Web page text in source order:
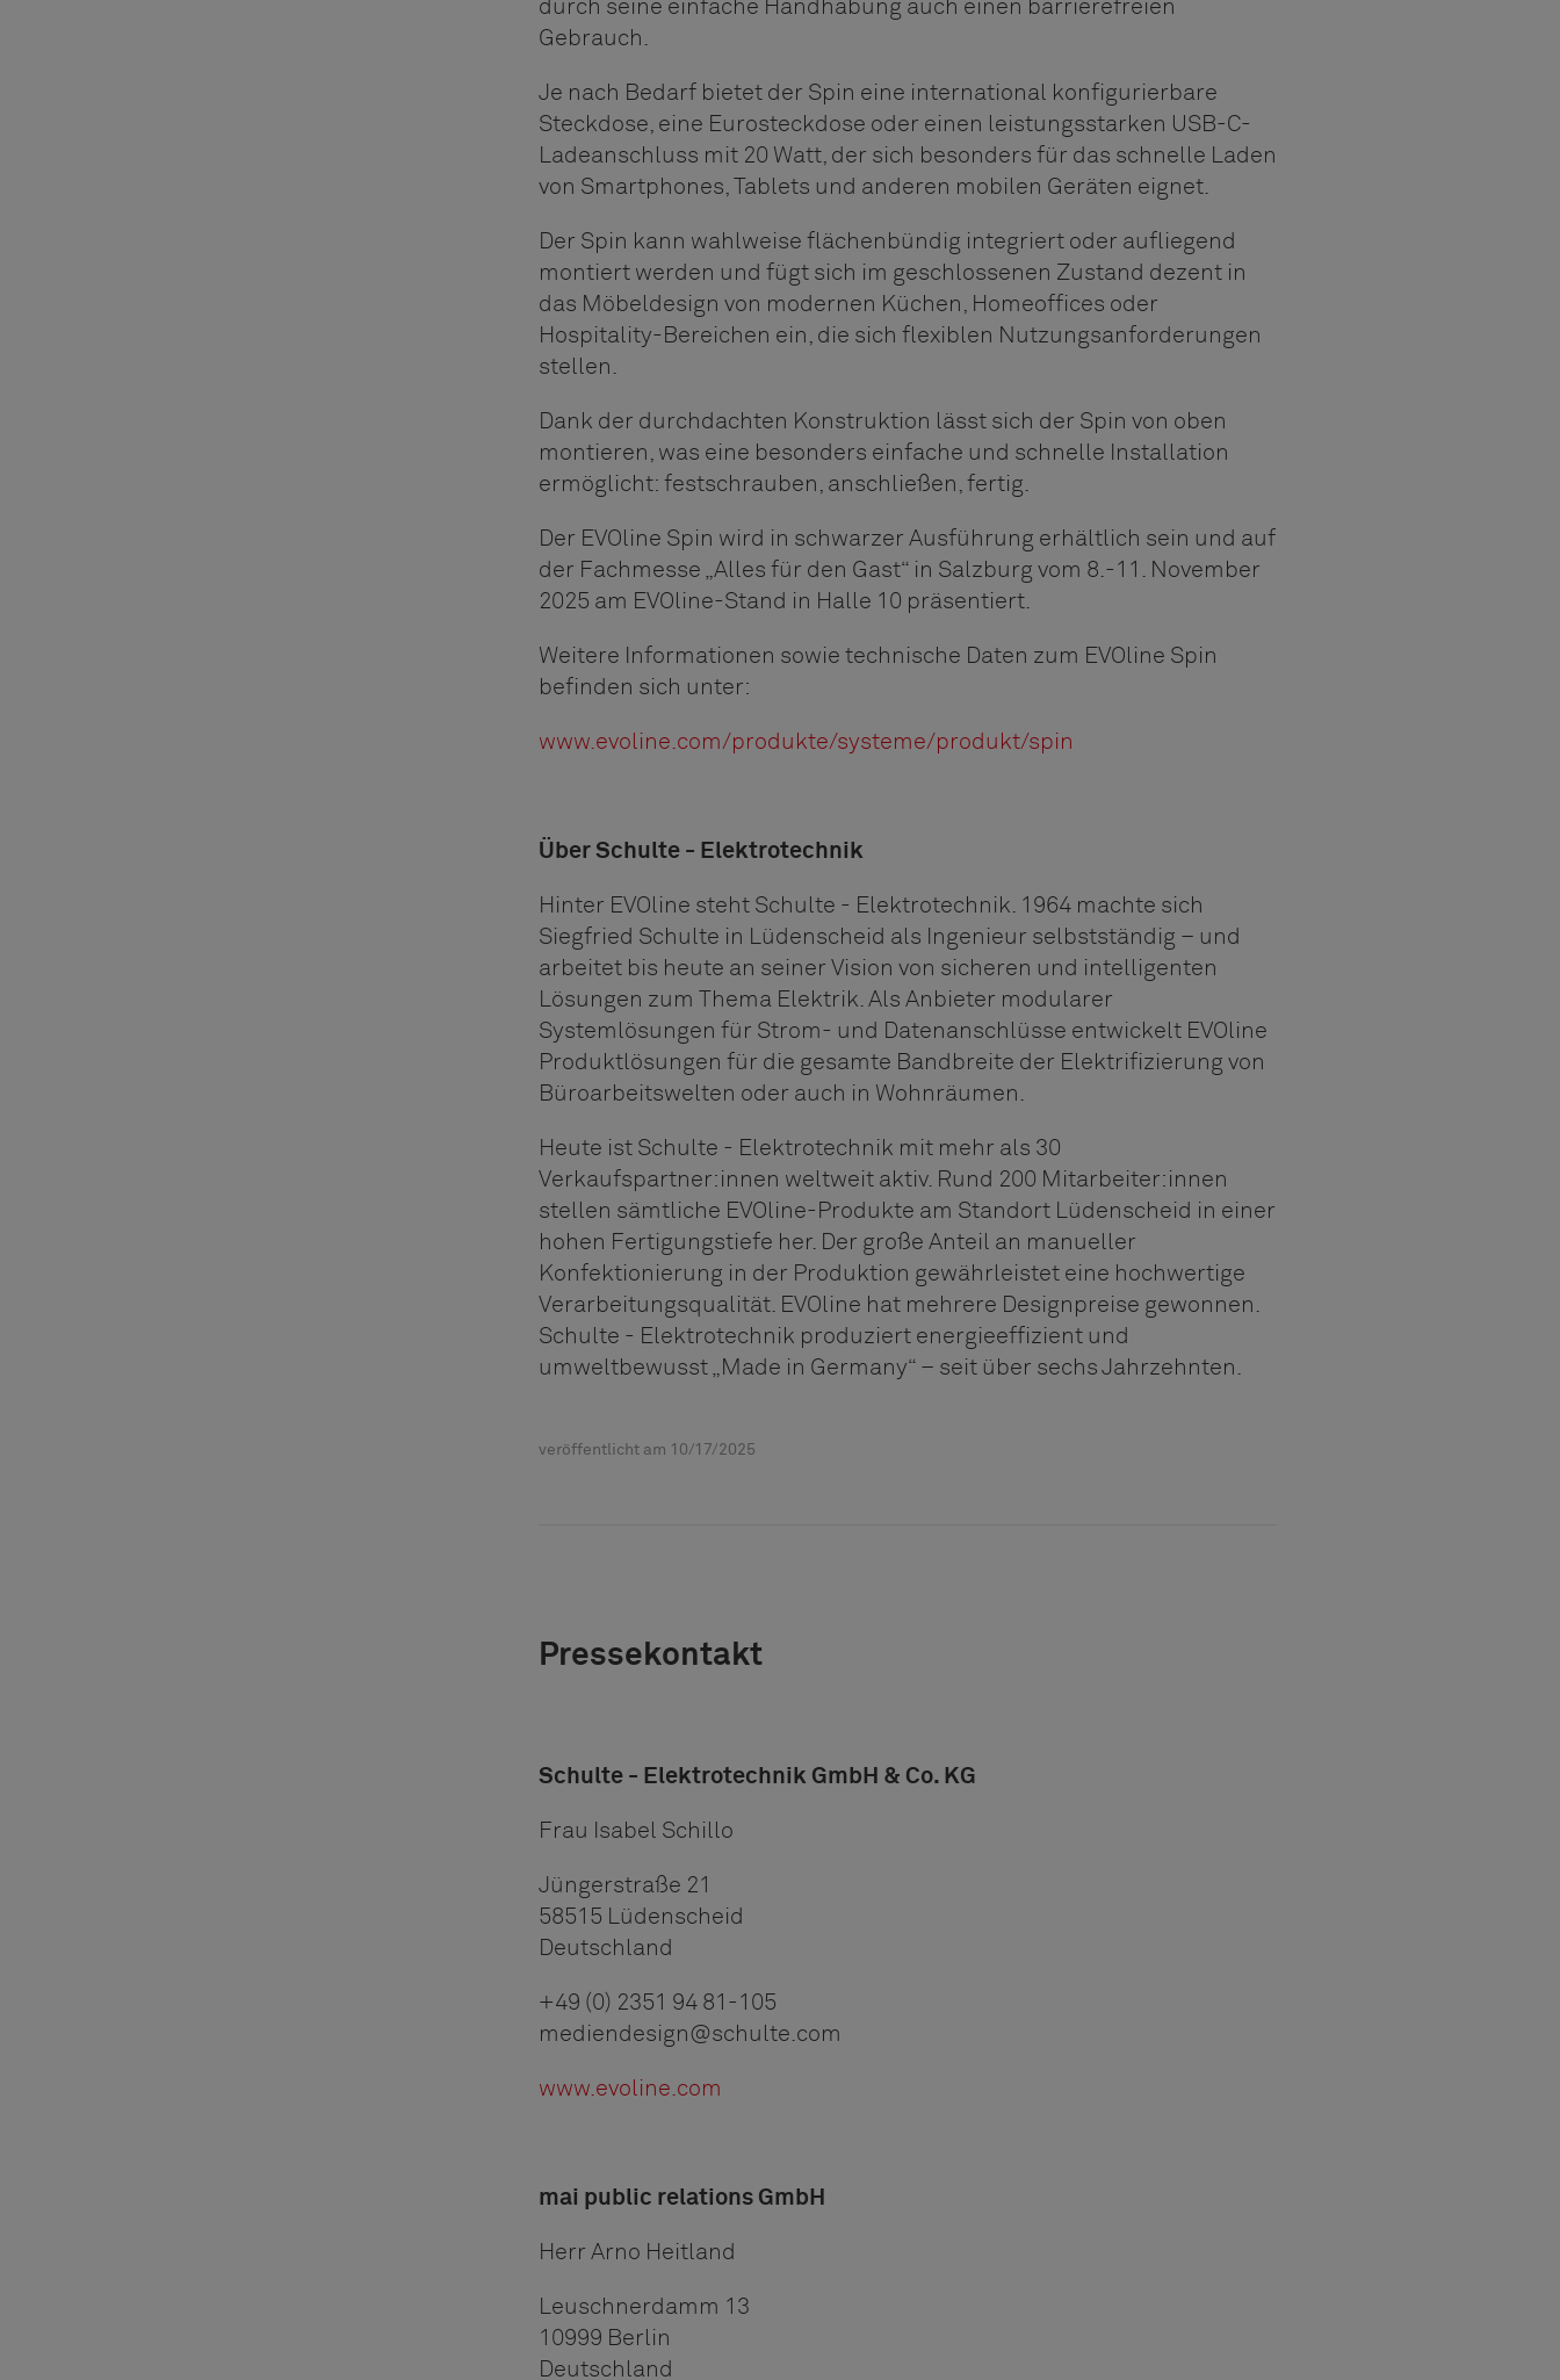
durch seine einfache Handhabung auch einen barrierefreien
Gebrauch.
Je nach Bedarf bietet der Spin eine international konfigurierbare
Steckdose, eine Eurosteckdose oder einen leistungsstarken USB-C-
Ladeanschluss mit 20 Watt, der sich besonders für das schnelle Laden
von Smartphones, Tablets und anderen mobilen Geräten eignet.
Der Spin kann wahlweise flächenbündig integriert oder aufliegend
montiert werden und fügt sich im geschlossenen Zustand dezent in
das Möbeldesign von modernen Küchen, Homeoffices oder
Hospitality-Bereichen ein, die sich flexiblen Nutzungsanforderungen
stellen.
Dank der durchdachten Konstruktion lässt sich der Spin von oben
montieren, was eine besonders einfache und schnelle Installation
ermöglicht: festschrauben, anschließen, fertig.
Der EVOline Spin wird in schwarzer Ausführung erhältlich sein und auf
der Fachmesse „Alles für den Gast“ in Salzburg vom 8.-11. November
2025 am EVOline-Stand in Halle 10 präsentiert.
Weitere Informationen sowie technische Daten zum EVOline Spin
befinden sich unter:
www.evoline.com/produkte/systeme/produkt/spin
Über Schulte - Elektrotechnik
Hinter EVOline steht Schulte - Elektrotechnik. 1964 machte sich
Siegfried Schulte in Lüdenscheid als Ingenieur selbstständig – und
arbeitet bis heute an seiner Vision von sicheren und intelligenten
Lösungen zum Thema Elektrik. Als Anbieter modularer
Systemlösungen für Strom- und Datenanschlüsse entwickelt EVOline
Produktlösungen für die gesamte Bandbreite der Elektrifizierung von
Büroarbeitswelten oder auch in Wohnräumen.
Heute ist Schulte - Elektrotechnik mit mehr als 30
Verkaufspartner:innen weltweit aktiv. Rund 200 Mitarbeiter:innen
stellen sämtliche EVOline-Produkte am Standort Lüdenscheid in einer
hohen Fertigungstiefe her. Der große Anteil an manueller
Konfektionierung in der Produktion gewährleistet eine hochwertige
Verarbeitungsqualität. EVOline hat mehrere Designpreise gewonnen.
Schulte - Elektrotechnik produziert energieeffizient und
umweltbewusst „Made in Germany“ – seit über sechs Jahrzehnten.
veröffentlicht am 10/17/2025
Pressekontakt
Schulte - Elektrotechnik GmbH & Co. KG
Frau Isabel Schillo
Jüngerstraße 21
58515 Lüdenscheid
Deutschland
+49 (0) 2351 94 81-105
mediendesign@schulte.com
www.evoline.com
mai public relations GmbH
Herr Arno Heitland
Leuschnerdamm 13
10999 Berlin
Deutschland